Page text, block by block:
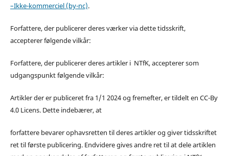
–Ikke-kommerciel (by-nc).
Forfattere, der publicerer deres værker via dette tidsskrift,
accepterer følgende vilkår:
Forfattere, der publicerer deres artikler i NTfK, accepterer som
udgangspunkt følgende vilkår:
Artikler der er publiceret fra 1/1 2024 og fremefter, er tildelt en CC-By
4.0 Licens. Dette indebærer, at
forfattere bevarer ophavsretten til deres artikler og giver tidsskriftet
ret til første publicering. Endvidere gives andre ret til at dele artiklen